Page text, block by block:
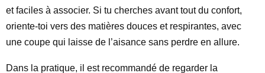
et faciles à associer. Si tu cherches avant tout du confort,
oriente-toi vers des matières douces et respirantes, avec
une coupe qui laisse de l’aisance sans perdre en allure.
Dans la pratique, il est recommandé de regarder la